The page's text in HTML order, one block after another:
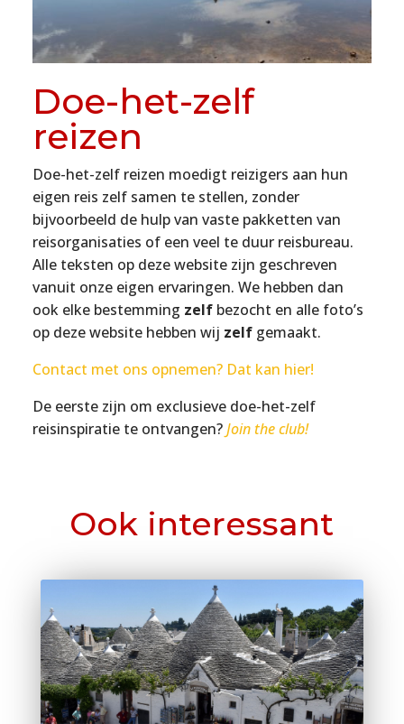
Doe-het-zelf
reizen
Doe-het-zelf reizen moedigt reizigers aan hun
eigen reis zelf samen te stellen, zonder
bijvoorbeeld de hulp van vaste pakketten van
reisorganisaties of een veel te duur reisbureau.
Alle teksten op deze website zijn geschreven
vanuit onze eigen ervaringen. We hebben dan
ook elke bestemming zelf bezocht en alle foto’s
op deze website hebben wij zelf gemaakt.
Contact met ons opnemen? Dat kan hier!
De eerste zijn om exclusieve doe-het-zelf
reisinspiratie te ontvangen?Join the club!
Ook interessant